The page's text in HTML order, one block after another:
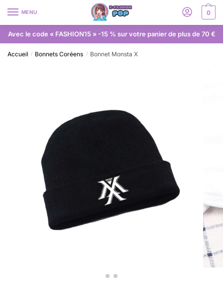
MENU 0
Avec le code « FASHION15 » -15 % sur votre panier de plus de 70 €
Accueil / Bonnets Coréens / Bonnet Monsta X